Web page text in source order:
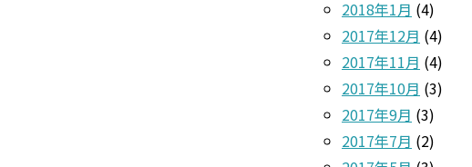
2018年1月 (4)
2017年12月 (4)
2017年11月 (4)
2017年10月 (3)
2017年9月 (3)
2017年7月 (2)